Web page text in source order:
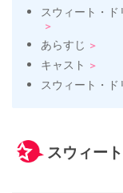
スウィート・
あらすじ
キャスト
スウィート・
スウィー